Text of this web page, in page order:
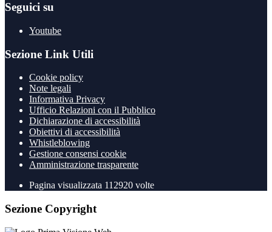
Seguici su
Youtube
Sezione Link Utili
Cookie policy
Note legali
Informativa Privacy
Ufficio Relazioni con il Pubblico
Dichiarazione di accessibilità
Obiettivi di accessibilità
Whistleblowing
Gestione consensi cookie
Amministrazione trasparente
Pagina visualizzata 112920 volte
Sezione Copyright